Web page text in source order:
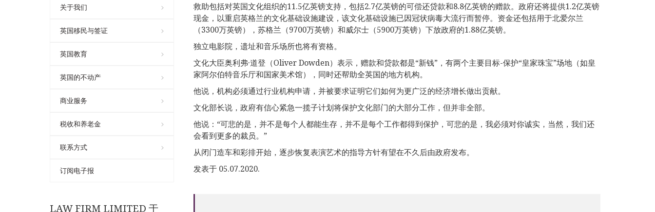
关于我们
英国移民与签证
英国教育
英国的不动产
商业服务
税收和养老金
联系方式
订阅电子报
LAW FIRM LIMITED 于
救助包括对英国文化组织的11.5亿英镑支持，包括2.7亿英镑的可偿还贷款和8.8亿英镑的赠款。政府还将提供1.2亿英镑
现金，以重启英格兰的文化基础设施建设，该文化基础设施已因冠状病毒大流行而暂停。资金还包括用于北爱尔兰
（3300万英镑），苏格兰（9700万英镑）和威尔士（5900万英镑）下放政府的1.88亿英镑。
独立电影院，遗址和音乐场所也将有资格。
文化大臣奥利弗·道登（Oliver Dowden）表示，赠款和贷款都是“新钱”，有两个主要目标-保护“皇家珠宝”场地（如皇
家阿尔伯特音乐厅和国家美术馆），同时还帮助全英国的地方机构。
他说，机构必须通过行业机构申请，并被要求证明它们如何为更广泛的经济增长做出贡献。
文化部长说，政府有信心紧急一揽子计划将保护文化部门的大部分工作，但并非全部。
他说：“可悲的是，并不是每个人都能生存，并不是每个工作都得到保护，可悲的是，我必须对你诚实，当然，我们还
会看到更多的裁员。”
从闭门造车和彩排开始，逐步恢复表演艺术的指导方针有望在不久后由政府发布。
发表于 05.07.2020.